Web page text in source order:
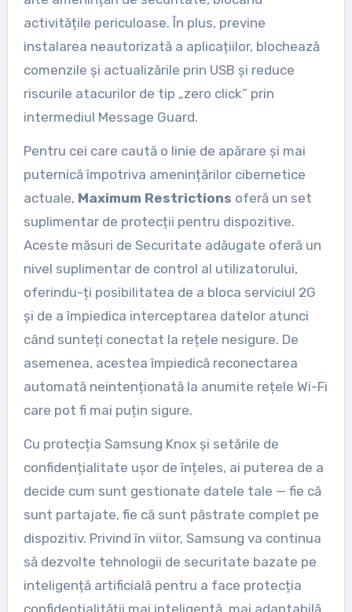
activitățile periculoase. În plus, previne
instalarea neautorizată a aplicațiilor, blochează
comenzile și actualizările prin USB și reduce
riscurile atacurilor de tip „zero click” prin
intermediul Message Guard.
Pentru cei care caută o linie de apărare și mai
puternică împotriva amenințărilor cibernetice
actuale, Maximum Restrictions oferă un set
suplimentar de protecții pentru dispozitive.
Aceste măsuri de Securitate adăugate oferă un
nivel suplimentar de control al utilizatorului,
oferindu-ți posibilitatea de a bloca serviciul 2G
și de a împiedica interceptarea datelor atunci
când sunteți conectat la rețele nesigure. De
asemenea, acestea împiedică reconectarea
automată neintenționată la anumite rețele Wi-Fi
care pot fi mai puțin sigure.
Cu protecția Samsung Knox și setările de
confidențialitate ușor de înțeles, ai puterea de a
decide cum sunt gestionate datele tale — fie că
sunt partajate, fie că sunt păstrate complet pe
dispozitiv. Privind în viitor, Samsung va continua
să dezvolte tehnologii de securitate bazate pe
inteligență artificială pentru a face protecția
confidențialității mai inteligentă, mai adaptabilă